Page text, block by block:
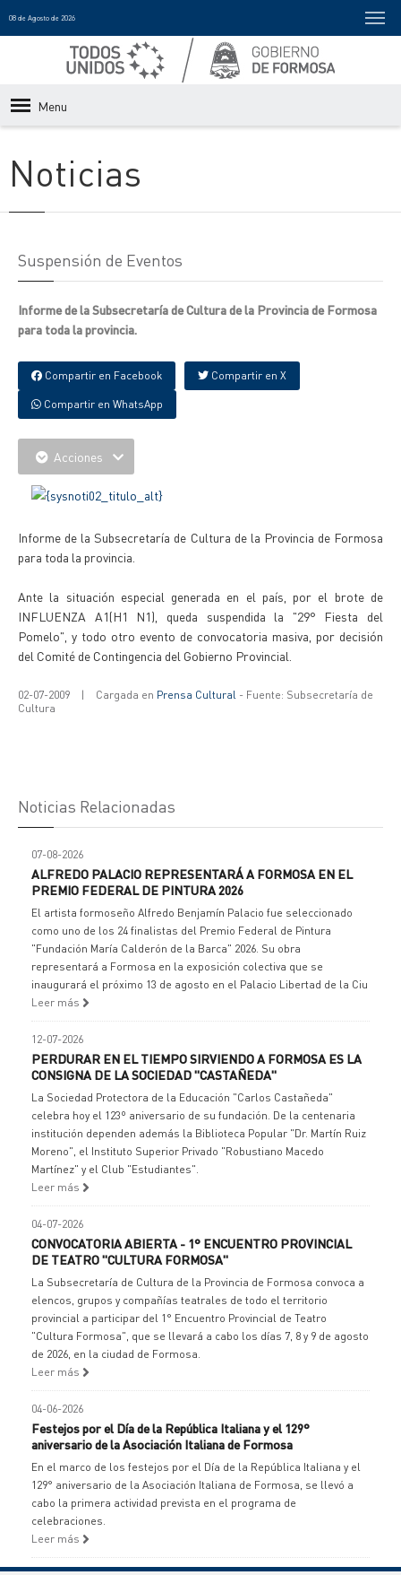
08 de Agosto de 2026
Menu
Noticias
Suspensión de Eventos
Informe de la Subsecretaría de Cultura de la Provincia de Formosa
para toda la provincia.
Compartir en Facebook Compartir en X
Compartir en WhatsApp
Acciones
Informe de la Subsecretaría de Cultura de la Provincia de Formosa
para toda la provincia.
Ante la situación especial generada en el país, por el brote de
INFLUENZA A1(H1 N1), queda suspendida la "29° Fiesta del
Pomelo", y todo otro evento de convocatoria masiva, por decisión
del Comité de Contingencia del Gobierno Provincial.
02-07-2009 | Cargada en Prensa Cultural - Fuente: Subsecretaría de
Cultura
Noticias Relacionadas
07-08-2026
ALFREDO PALACIO REPRESENTARÁ A FORMOSA EN EL
PREMIO FEDERAL DE PINTURA 2026
El artista formoseño Alfredo Benjamín Palacio fue seleccionado
como uno de los 24 finalistas del Premio Federal de Pintura
"Fundación María Calderón de la Barca" 2026. Su obra
representará a Formosa en la exposición colectiva que se
inaugurará el próximo 13 de agosto en el Palacio Libertad de la Ciu
Leer más
12-07-2026
PERDURAR EN EL TIEMPO SIRVIENDO A FORMOSA ES LA
CONSIGNA DE LA SOCIEDAD "CASTAÑEDA"
La Sociedad Protectora de la Educación "Carlos Castañeda"
celebra hoy el 123º aniversario de su fundación. De la centenaria
institución dependen además la Biblioteca Popular "Dr. Martín Ruiz
Moreno", el Instituto Superior Privado "Robustiano Macedo
Martínez" y el Club "Estudiantes".
Leer más
04-07-2026
CONVOCATORIA ABIERTA - 1° ENCUENTRO PROVINCIAL
DE TEATRO "CULTURA FORMOSA"
La Subsecretaría de Cultura de la Provincia de Formosa convoca a
elencos, grupos y compañías teatrales de todo el territorio
provincial a participar del 1° Encuentro Provincial de Teatro
"Cultura Formosa", que se llevará a cabo los días 7, 8 y 9 de agosto
de 2026, en la ciudad de Formosa.
Leer más
04-06-2026
Festejos por el Día de la República Italiana y el 129°
aniversario de la Asociación Italiana de Formosa
En el marco de los festejos por el Día de la República Italiana y el
129° aniversario de la Asociación Italiana de Formosa, se llevó a
cabo la primera actividad prevista en el programa de
celebraciones.
Leer más